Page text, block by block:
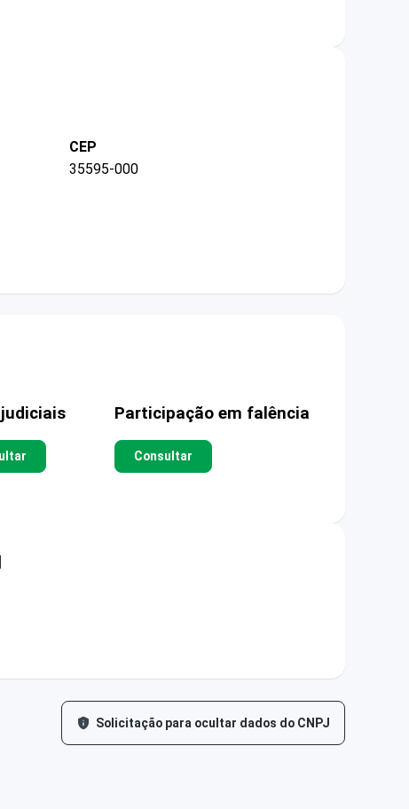
CEP
35595-000
Participação em falência
Consultar
Solicitação para ocultar dados do CNPJ